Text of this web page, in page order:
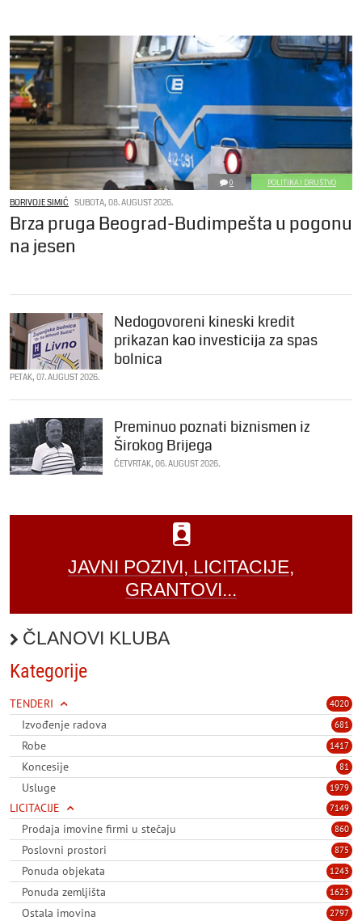
0 POLITIKA I DRUŠTVO
BORIVOJE SIMIĆ SUBOTA, 08. AUGUST 2026.
Brza pruga Beograd-Budimpešta u pogonu
na jesen
Nedogovoreni kineski kredit
prikazan kao investicija za spas
bolnica
PETAK, 07. AUGUST 2026.
Preminuo poznati biznismen iz
Širokog Brijega
ČETVRTAK, 06. AUGUST 2026.
JAVNI POZIVI, LICITACIJE,
GRANTOVI...
ČLANOVI KLUBA
Kategorije
4020
TENDERI
681
Izvođenje radova
1417
Robe
81
Koncesije
1979
Usluge
7149
LICITACIJE
860
Prodaja imovine firmi u stečaju
875
Poslovni prostori
1243
Ponuda objekata
1623
Ponuda zemljišta
2797
Ostala imovina